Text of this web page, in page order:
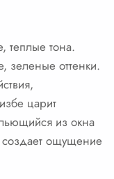
теплые тона.
зеленые оттенки.
царит
из окна
создает ощущение